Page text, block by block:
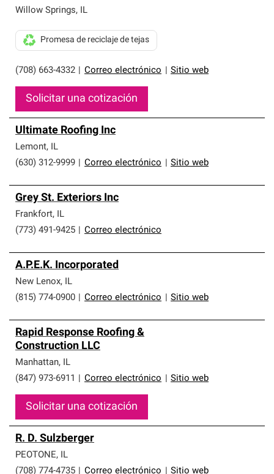
Willow Springs, IL
(708) 663-4332 Correo electrónico Sitio web
Promesa de reciclaje de tejas
Solicitar una cotización
Ultimate Roofing Inc
Lemont, IL
(630) 312-9999
Correo electrónico Sitio web
Grey St. Exteriors Inc
Frankfort, IL
(773) 491-9425
Correo electrónico
A.P.E.K. Incorporated
New Lenox, IL
(815) 774-0900
Correo electrónico Sitio web
Rapid Response Roofing &
Construction LLC
Manhattan, IL
(847) 973-6911
Correo electrónico Sitio web
Solicitar una cotización
R. D. Sulzberger
PEOTONE, IL
(708) 774-4735
Correo electrónico Sitio web